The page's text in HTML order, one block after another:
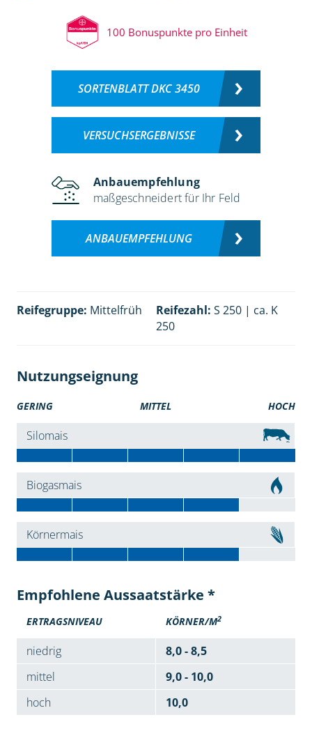
100 Bonuspunkte pro Einheit
SORTENBLATT DKC 3450
VERSUCHSERGEBNISSE
Anbauempfehlung
maßgeschneidert für Ihr Feld
ANBAUEMPFEHLUNG
Reifegruppe: Mittelfrüh Reifezahl: S 250 | ca. K
250
Nutzungseignung
GERING MITTEL HOCH
Silomais
Biogasmais
Körnermais
Empfohlene Aussaatstärke *
ERTRAGSNIVEAU KÖRNER/M2
niedrig
8,0 - 8,5
mittel
9,0 - 10,0
hoch
10,0